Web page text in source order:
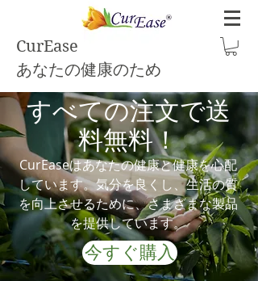
CurEase
あなたの健康のため
すべての注文で送
料無料！
CurEaseはあなたの健康と健康を心配
しています。気分を良くし、生活の質
を向上させるために、さまざまな製品
を提供しています。
今すぐ購入